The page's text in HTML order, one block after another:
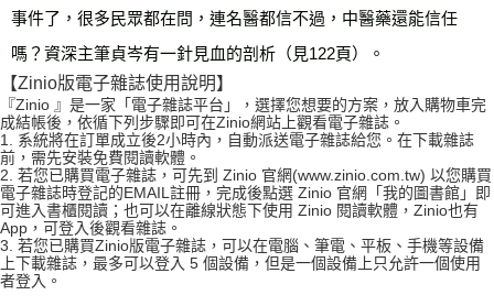
事件了，很多民眾都在問，連名醫都信不過，中醫藥還能信任
嗎？資深主筆貞岑有一針見血的剖析（見122頁）。
【Zinio版電子雜誌使用說明】
『Zinio 』是一家「電子雜誌平台」，選擇您想要的方案，放入購物車完
成結帳後，依循下列步驟即可在Zinio網站上觀看電子雜誌。
1. 系統將在訂單成立後2小時內，自動派送電子雜誌給您。在下載雜誌
前，需先安裝免費閱讀軟體。
2. 若您已購買電子雜誌，可先到 Zinio 官網(www.zinio.com.tw) 以您購買
電子雜誌時登記的EMAIL註冊，完成後點選 Zinio 官網「我的圖書館」即
可進入書櫃閱讀；也可以在離線狀態下使用 Zinio 閱讀軟體，Zinio也有
App，可登入後觀看雜誌。
3. 若您已購買Zinio版電子雜誌，可以在電腦、筆電、平板、手機等設備
上下載雜誌，最多可以登入 5 個設備，但是一個設備上只允許一個使用
者登入。